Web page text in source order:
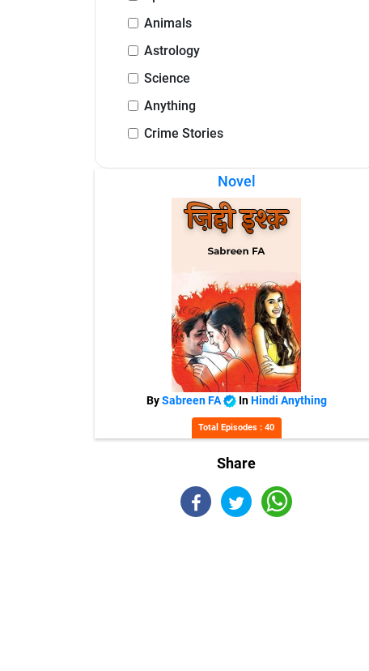
Animals
Astrology
Science
Anything
Crime Stories
Novel
BySabreen FA InHindi Anything
Total Episodes : 40
Share